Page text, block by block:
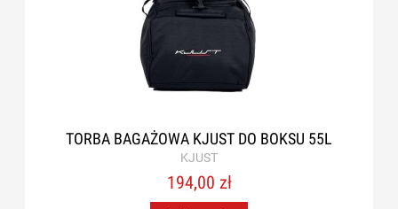
TORBA BAGAŻOWA KJUST DO BOKSU 55L
KJUST
194,00 zł